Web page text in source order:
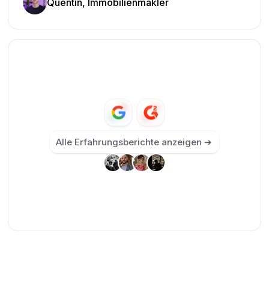
Quentin, Immobilienmakler
Alle Erfahrungsberichte anzeigen ➔